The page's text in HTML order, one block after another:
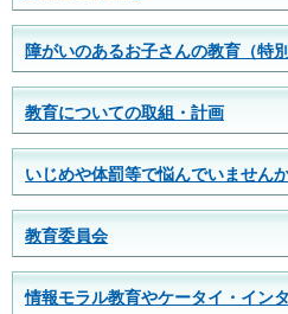
障がいのあるお子さんの教育（特別
教育についての取組・計画
いじめや体罰等で悩んでいません
教育委員会
情報モラル教育やケータイ・イン